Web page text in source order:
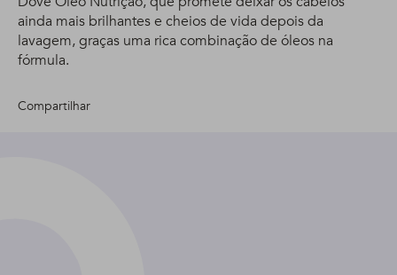
ainda mais brilhantes e cheios de vida depois da
lavagem, graças uma rica combinação de óleos na
fórmula.
Compartilhar